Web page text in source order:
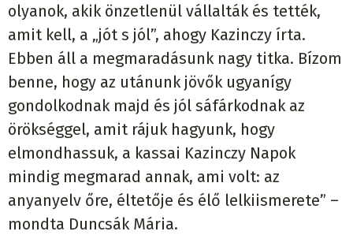
olyanok, akik önzetlenül vállalták és tették,
amit kell, a „jót s jól”, ahogy Kazinczy írta.
Ebben áll a megmaradásunk nagy titka. Bízom
benne, hogy az utánunk jövők ugyanígy
gondolkodnak majd és jól sáfárkodnak az
örökséggel, amit rájuk hagyunk, hogy
elmondhassuk, a kassai Kazinczy Napok
mindig megmarad annak, ami volt: az
anyanyelv őre, éltetője és élő lelkiismerete” –
mondta Duncsák Mária.